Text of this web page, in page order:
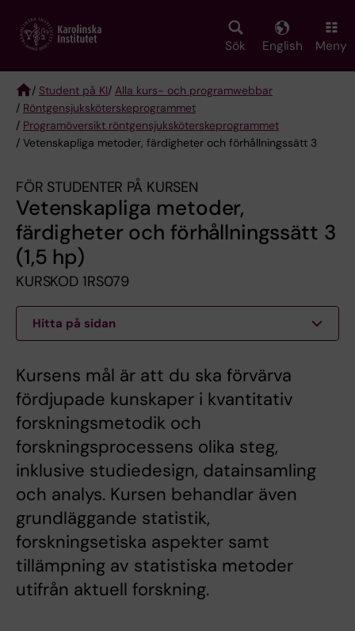
main
Sök English Meny
Breadcrumb
/ Student på KI/ Alla kurs- och programwebbar
/ Röntgen­sjuk­sköterske­programmet
/ Programöversikt röntgensjuksköterskeprogrammet
/ Vetenskapliga metoder, färdigheter och förhållningssätt 3
FÖR STUDENTER PÅ KURSEN
Vetenskapliga metoder,
färdigheter och förhållningssätt 3
(1,5 hp)
KURSKOD 1RS079
Hitta på sidan
Kursens mål är att du ska förvärva
fördjupade kunskaper i kvantitativ
forskningsmetodik och
forskningsprocessens olika steg,
inklusive studiedesign, datainsamling
och analys. Kursen behandlar även
grundläggande statistik,
forskningsetiska aspekter samt
tillämpning av statistiska metoder
utifrån aktuell forskning.